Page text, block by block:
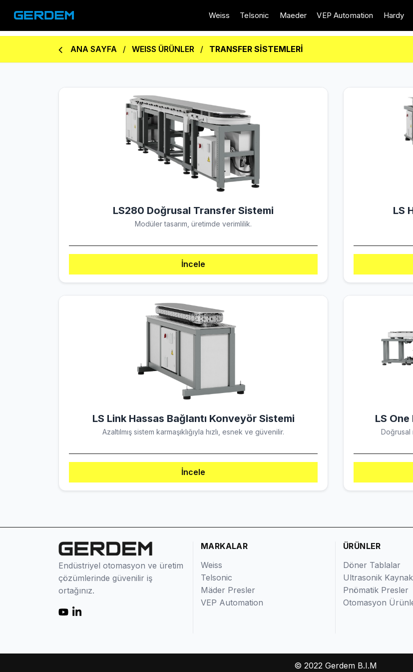
Weiss Telsonic Maeder VEP Automation Hardy
ANA SAYFA / WEISS ÜRÜNLER / TRANSFER SİSTEMLERİ
LS280 Doğrusal Transfer Sistemi
Modüler tasarım, üretimde verimlilik.
İncele
LS
LS Link Hassas Bağlantı Konveyör Sistemi
Azaltılmış sistem karmaşıklığıyla hızlı, esnek ve güvenilir.
İncele
LS
Doğrusal
Endüstriyel otomasyon ve üretim
çözümlerinde güvenilir iş
ortağınız.
MARKALAR
Weiss
Telsonic
Mäder Presler
VEP Automation
ÜRÜNLER
Döner Tablalar
Ultrasonik Kaynak
Pnömatik Presler
Otomasyon
© 2022 Gerdem B.I.M